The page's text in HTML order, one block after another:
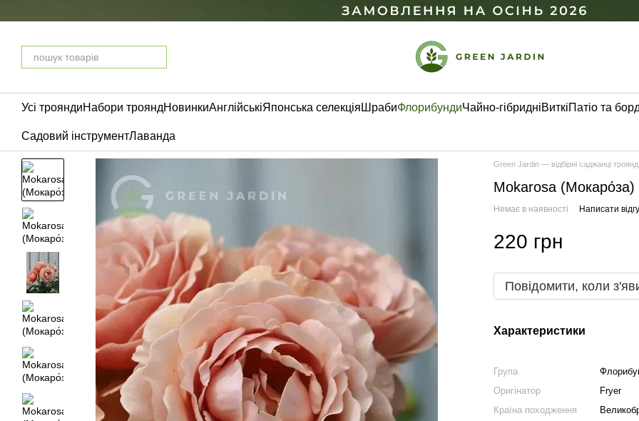
Усі трояндиНабори трояндНовинкиАнглійськіЯпонська селекція ШрабиФлорибундиЧайно-гібридніВиткіПатіо та
Садовий інструментЛаванда
Green Jardin — відбірні саджанці
Mokarosa (Мокаро́за)
Немає в наявності Написати
220 грн
Повідомити, коли
Характеристики
Група
Оригінатор
Fryer
Країна походження